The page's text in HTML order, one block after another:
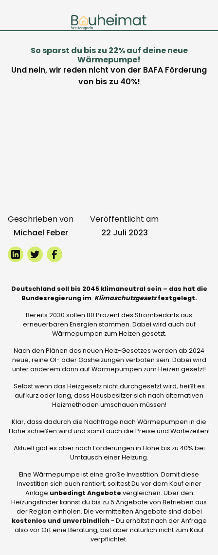
So sparst du bis zu 22% auf deine neue
Wärmepumpe!
Und nein, wir reden nicht von der BAFA Förderung
von bis zu 40%!
Geschrieben von
Michael Feber
Veröffentlicht am
22 Juli 2023
Deutschland soll bis 2045 klimaneutral sein – das hat die
Bundesregierung im Klimaschutzgesetzfestgelegt.
Bereits 2030 sollen 80 Prozent des Strombedarfs aus
erneuerbaren Energien stammen. Dabei wird auch auf
Wärmepumpen zum Heizen gesetzt.
Nach den Plänen des neuen Heiz-Gesetzes werden ab 2024
neue, reine Öl- oder Gasheizungen verboten sein. Dabei wird
unter anderem dann auf Wärmepumpen zum Heizen gesetzt!
Selbst wenn das Heizgesetz nicht durchgesetzt wird, heißt es
auf kurz oder lang, dass Hausbesitzer sich nach alternativen
Heizmethoden umschauen müssen!
Klar, dass dadurch die Nachfrage nach Wärmepumpen in die
Höhe schießen wird und somit auch die Preise und Wartezeiten!
Aktuell gibt es aber noch Förderungen in Höhe bis zu 40% bei
Umtausch einer Heizung.
Eine Wärmepumpe ist eine große Investition. Damit diese
Investition sich auch rentiert, solltest Du vor dem Kauf einer
Anlage unbedingt Angebote vergleichen. Über den
Heizungsfinder kannst du bis zu 5 Angebote von Betrieben aus
der Region einholen. Die vermittelten Angebote sind dabei
kostenlos und unverbindlich- Du erhältst nach der Anfrage
also vor Ort eine Beratung, bist aber natürlich nicht zum Kauf
verpflichtet.